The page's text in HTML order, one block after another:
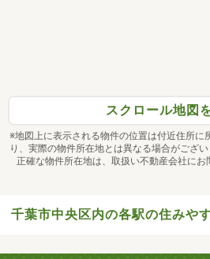
スクロール地図
※地図上に表示される物件の位置は付近住所に
り、実際の物件所在地とは異なる場合がござい
正確な物件所在地は、取扱い不動産会社にお
千葉市中央区内の各駅の住みや